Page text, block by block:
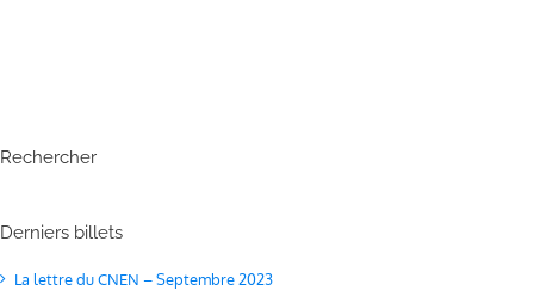
Rechercher
Derniers billets
La lettre du CNEN – Septembre 2023